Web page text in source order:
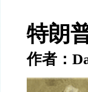
特朗
作者：